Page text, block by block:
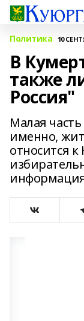
Политика 10
В
также
Россия"
Малая
именно,
относится